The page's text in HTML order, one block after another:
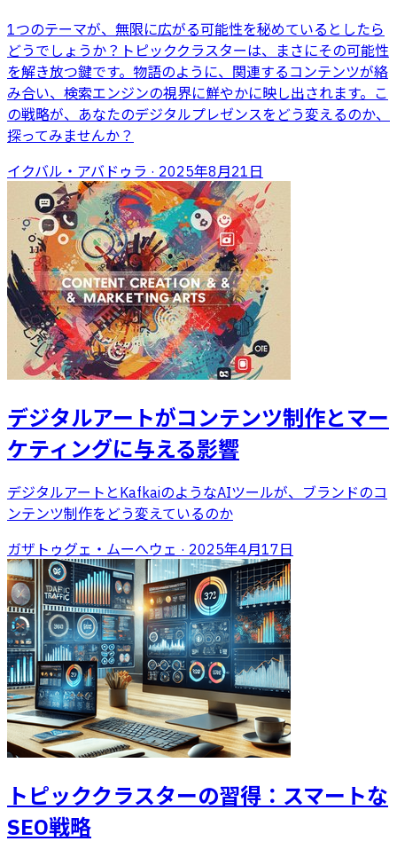
1つのテーマが、無限に広がる可能性を秘めているとしたら
どうでしょうか？トピッククラスターは、まさにその可能性
を解き放つ鍵です。物語のように、関連するコンテンツが絡
み合い、検索エンジンの視界に鮮やかに映し出されます。こ
の戦略が、あなたのデジタルプレゼンスをどう変えるのか、
探ってみませんか？
イクバル・アバドゥラ · 2025年8月21日
デジタルアートがコンテンツ制作とマー
ケティングに与える影響
デジタルアートとKafkaiのようなAIツールが、ブランドのコ
ンテンツ制作をどう変えているのか
ガザトゥグェ・ムーへウェ · 2025年4月17日
トピッククラスターの習得：スマートな
SEO戦略